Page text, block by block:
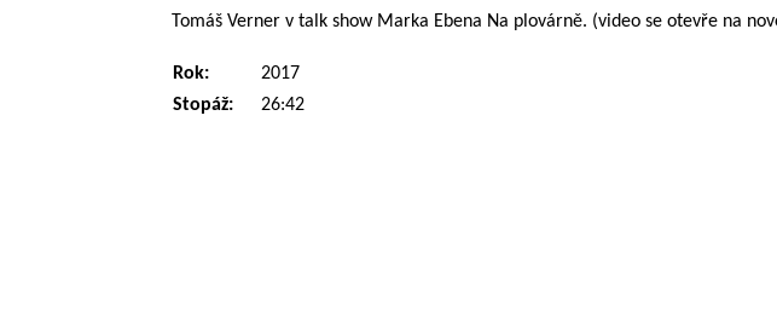
Tomáš Verner v talk show Marka Ebena Na plovárně. (video se otevře na
Rok:
2017
Stopáž:
26:42